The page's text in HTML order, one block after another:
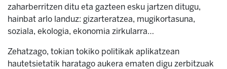
zaharberritzen ditu eta gazteen esku jartzen ditugu,
hainbat arlo landuz: gizarteratzea, mugikortasuna,
soziala, ekologia, ekonomia zirkularra…
Zehatzago, tokian tokiko politikak aplikatzean
hautetsietatik haratago aukera ematen digu zerbitzuak